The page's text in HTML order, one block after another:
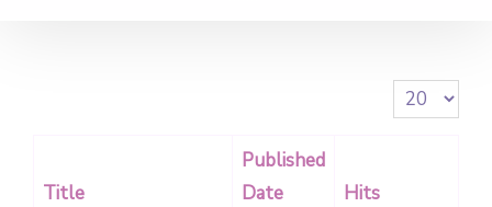
Display #
Title
Published
Date
Hits